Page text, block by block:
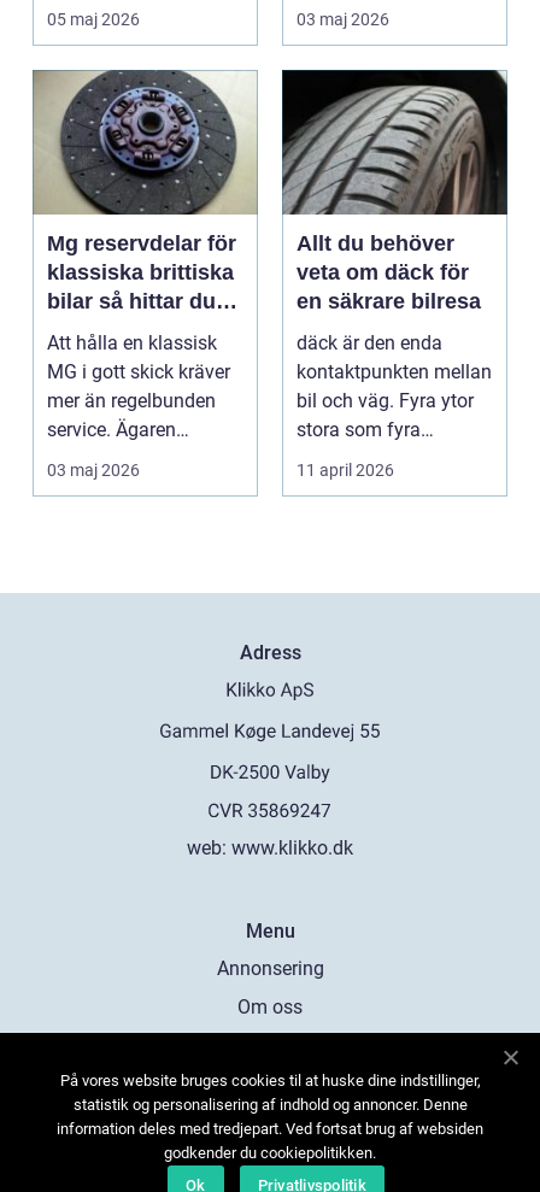
landet. Kyla, ...
05 maj 2026
många är bilen
avgörand...
03 maj 2026
Mg reservdelar för
klassiska brittiska
bilar så hittar du
rätt delar
Att hålla en klassisk
MG i gott skick kräver
mer än regelbunden
service. Ägaren
behöver också ha kol...
03 maj 2026
Allt du behöver
veta om däck för
en säkrare bilresa
däck är den enda
kontaktpunkten mellan
bil och väg. Fyra ytor
stora som fyra
handflator avgör
bromss...
11 april 2026
Adress
web: www.klikko.dk
Menu
Annonsering
Om oss
Kontakta oss
Sitemap
På vores website bruges cookies til at huske dine indstillinger,
statistik og personalisering af indhold og annoncer. Denne
information deles med tredjepart. Ved fortsat brug af websiden
godkender du cookiepolitikken.
Ok
Privatlivspolitik